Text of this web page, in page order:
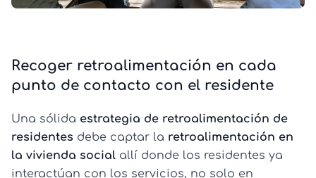
Recoger retroalimentación en cada
punto de contacto con el residente
Una sólida estrategia de retroalimentación de
residentes debe captar la retroalimentación en
la vivienda social allí donde los residentes ya
interactúan con los servicios, no solo en